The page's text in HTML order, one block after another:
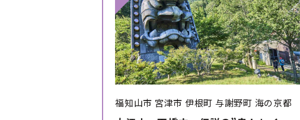
福知山市 宮津市 伊根町 与謝野町 海の京都